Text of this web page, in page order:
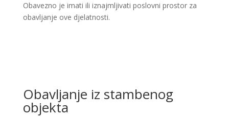
Obavezno je imati ili iznajmljivati poslovni prostor za
obavljanje ove djelatnosti.
Obavljanje iz stambenog
objekta